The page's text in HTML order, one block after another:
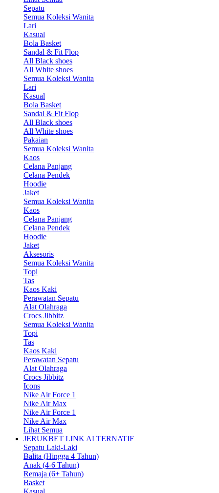
Sepatu
Semua Koleksi Wanita
Lari
Kasual
Bola Basket
Sandal & Fit Flop
All Black shoes
All White shoes
Semua Koleksi Wanita
Lari
Kasual
Bola Basket
Sandal & Fit Flop
All Black shoes
All White shoes
Pakaian
Semua Koleksi Wanita
Kaos
Celana Panjang
Celana Pendek
Hoodie
Jaket
Semua Koleksi Wanita
Kaos
Celana Panjang
Celana Pendek
Hoodie
Jaket
Aksesoris
Semua Koleksi Wanita
Topi
Tas
Kaos Kaki
Perawatan Sepatu
Alat Olahraga
Crocs Jibbitz
Semua Koleksi Wanita
Topi
Tas
Kaos Kaki
Perawatan Sepatu
Alat Olahraga
Crocs Jibbitz
Icons
Nike Air Force 1
Nike Air Max
Nike Air Force 1
Nike Air Max
Lihat Semua
JERUKBET LINK ALTERNATIF
Sepatu Laki-Laki
Balita (Hingga 4 Tahun)
Anak (4-6 Tahun)
Remaja (6+ Tahun)
Basket